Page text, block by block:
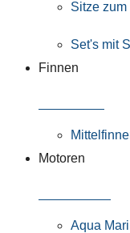
Sitze
Set's mit
Finnen
Motoren
Aqua